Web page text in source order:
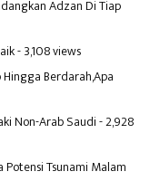
Adzan Di Tiap
- 3,108 views
Berdarah,Apa
Non-Arab Saudi- 2,928
Tsunami Malam